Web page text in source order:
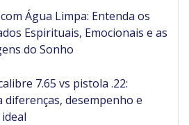
Água Limpa: Entenda os
Espirituais, Emocionais e as
do Sonho
7.65 vs pistola .22:
diferenças, desempenho e